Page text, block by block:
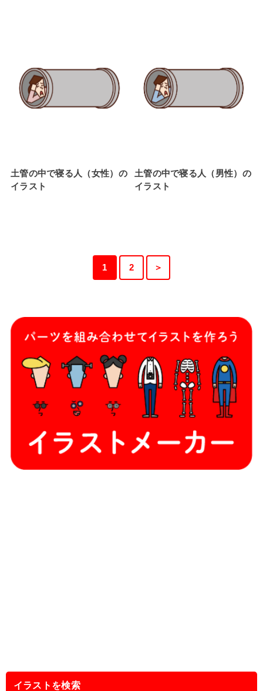
土管の中で寝る人（女性）の
イラスト
土管の中で寝る人（男性）の
イラスト
1 2 ＞
イラストを検索